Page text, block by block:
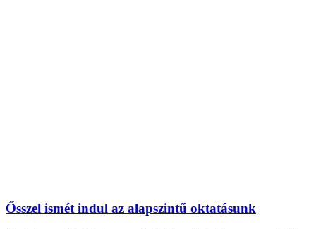
Ősszel ismét indul az alapszintű oktatásunk